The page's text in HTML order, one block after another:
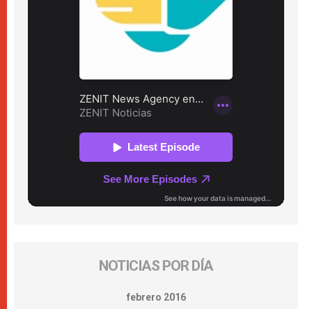
NOTICIAS POR DÍA
febrero 2016